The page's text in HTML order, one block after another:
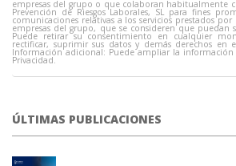
empresas del grupo o que colaboran habitualmente
Prevención de Riesgos Laborales, SL para fines
comunicaciones relativas a los servicios prestados
empresas del grupo, que se consideren que puedan
Puede retirar su consentimiento en cualquier
rectificar, suprimir sus datos y demás derechos en
Información adicional: Puede ampliar la
Privacidad.
ÚLTIMAS PUBLICACIONES